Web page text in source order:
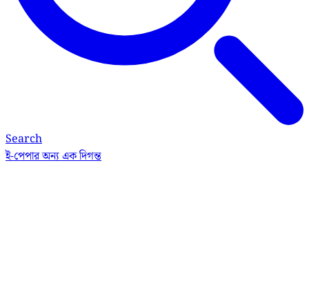
Search
ই-পেপারঅন্য এক দিগন্ত